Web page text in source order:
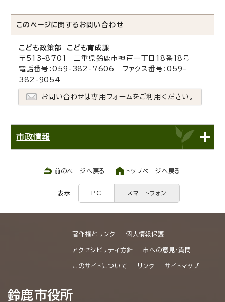
このページに関する お問い合わせ
こども政策部 こども育成課
〒513-8701 三重県鈴鹿市神戸一丁目18番18号
電話番号：059-382-7606 ファクス番号：059-
382-9054
お問い合わせは専用フォームをご利用ください。
市政情報
前のページへ戻る トップページへ戻る
表示 PC スマートフォン
著作権とリンク 個人情報保護
アクセシビリティ方針 市への意見・質問
このサイトについて リンク サイトマップ
鈴鹿市役所